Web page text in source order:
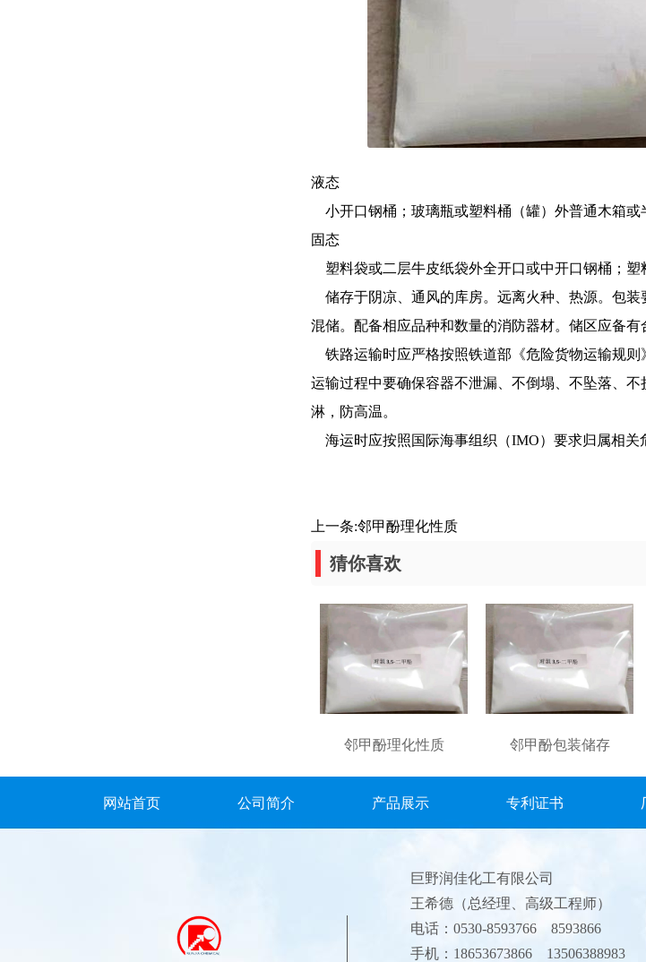
液态
小开口钢桶；玻璃瓶或塑料桶（罐）外普通木箱或
固态
塑料袋或二层牛皮纸袋外全开口或中开口钢桶；塑
储存于阴凉、通风的库房。远离火种、热源。包
混储。配备相应品种和数量的消防器材。储区应备有
铁路运输时应严格按照铁道部《危险货物运输规则
运输过程中要确保容器不泄漏、不倒塌、不坠落、
淋，防高温。
海运时应按照国际海事组织（IMO）要求归属相关
上一条:邻甲酚理化性质
猜你喜欢
邻甲酚理化性质 邻甲酚包装储存
网站首页 公司简介 产品展示 专利证书
巨野润佳化工有限公司
王希德（总经理、高级工程师）
电话：0530-8593766 8593866
手机：18653673866 13506388983